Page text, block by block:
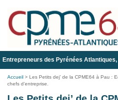
Entrepreneurs des Pyrénées
Accueil > Les Petits dej’ de la CPME64 à Pau :
chefs d’entreprise.